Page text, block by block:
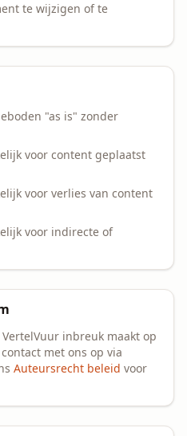
te wijzigen of te
"as is" zonder
voor content geplaatst
voor verlies van content
voor indirecte of
inbreuk maakt op
met ons op via
Auteursrecht beleid voor